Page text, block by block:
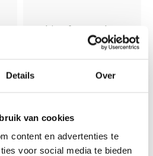
Details Over
van cookies
content en advertenties te
voor social media te bieden
Mobiroof ECO sedum
cassette Kant & Klaar
18,90